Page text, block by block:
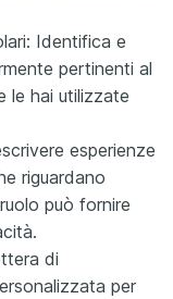
Identifica e
pertinenti al
le hai utilizzate
esperienze
riguardano
può fornire
di
per